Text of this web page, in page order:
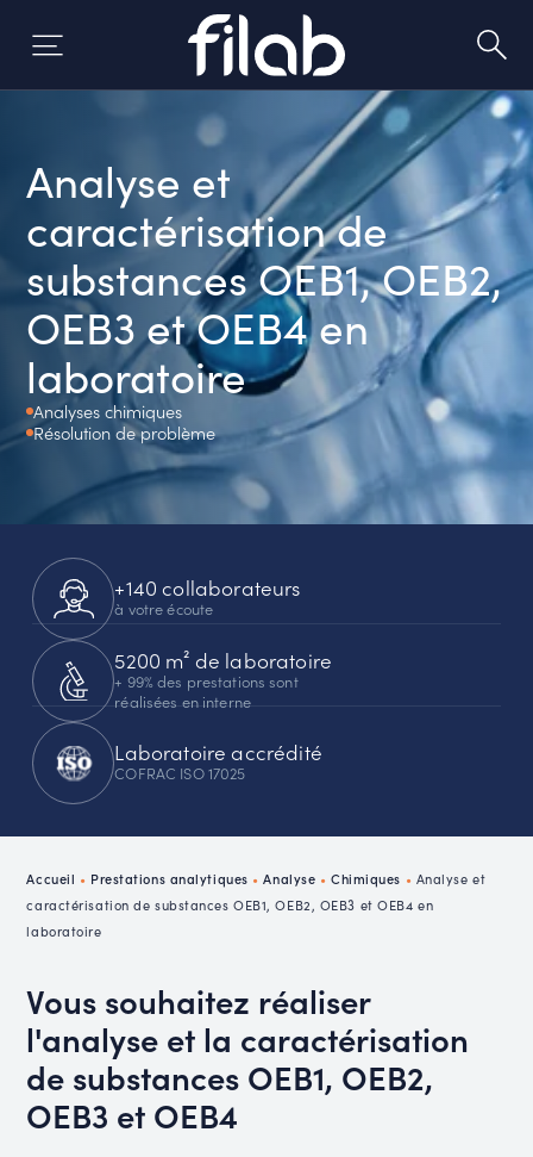
Analyse et
caractérisation de
substances OEB1, OEB2,
OEB3 et OEB4 en
laboratoire
Analyses chimiques
Résolution de problème
+140 collaborateurs
à votre écoute
5200 m² de laboratoire
+ 99% des prestations sont
réalisées en interne
Laboratoire accrédité
COFRAC ISO 17025
Accueil • Prestations analytiques •Analyse • Chimiques • Analyse et
caractérisation de substances OEB1, OEB2, OEB3 et OEB4 en
laboratoire
Vous souhaitez réaliser
l'analyse et la caractérisation
de substances OEB1, OEB2,
OEB3 et OEB4